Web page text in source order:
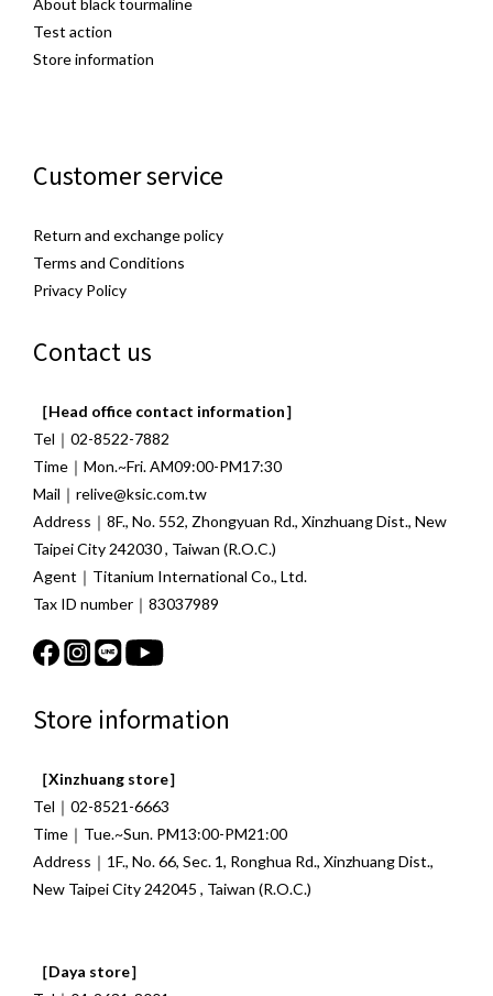
Test action
Store information
Customer service
Return and exchange policy
Terms and Conditions
Privacy Policy
Contact us
［Head office contact information］
Tel｜02-8522-7882
Time｜Mon.~Fri. AM09:00-PM17:30
Mail｜relive@ksic.com.tw
Address｜8F., No. 552, Zhongyuan Rd., Xinzhuang Dist., New
Taipei City 242030 , Taiwan (R.O.C.)
Agent｜Titanium International Co., Ltd.
Tax ID number｜83037989
Store information
［Xinzhuang store］
Tel｜02-8521-6663
Time｜Tue.~Sun. PM13:00-PM21:00
Address｜1F., No. 66, Sec. 1, Ronghua Rd., Xinzhuang Dist.,
New Taipei City 242045 , Taiwan (R.O.C.)
［Daya store］